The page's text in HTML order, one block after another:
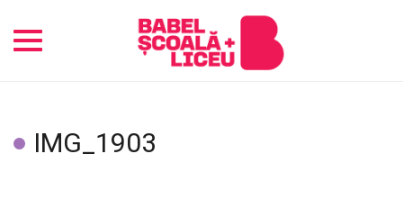
Toggle
IMG_1903